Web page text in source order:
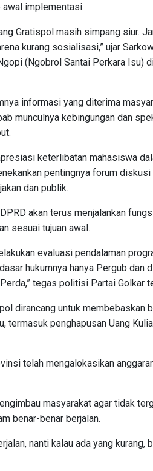
awal implementasi.
Gratispol masih simpang siur.
kurang sosialisasi,” ujar
(Ngobrol Santai Perkara Isu)
informasi yang diterima
munculnya kebingungan dan
keterlibatan mahasiswa
pentingnya forum
dan publik.
akan terus menjalankan
sesuai tujuan awal.
evaluasi pendalaman
hukumnya hanya Pergub dan
tegas politisi Partai Golkar
dirancang untuk membebaskan
termasuk penghapusan Uang
telah mengalokasikan
masyarakat agar tidak
benar-benar berjalan.
nanti kalau ada yang kurang,